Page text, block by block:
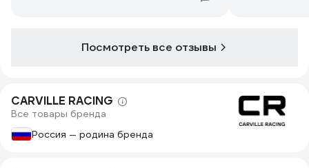
Посмотреть все отзывы
CARVILLE RACING
Все товары бренда
Россия — родина бренда